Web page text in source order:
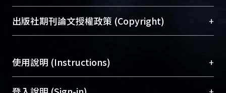
To permanently archive and promote researcher
profiles and scholarly works, Library integrates the
services of “NTU Repository” with “Academic
開放取用是從使用者角度提升資訊取用性的社會運
動，應用在學術研究上是透過將研究著作公開供使
用逐年攀升。同時可加速研究發展、提升研究影響
Archive）平台。 （點選深入了解OA）
出版社期刊論文授權政策 (Copyright) +
含部分內容的版權非匯入者所有，或由第三方贊
助與合作完成，請確認該版權所有者及第三方同
意提供此授權。
使用說明 (Instructions) +